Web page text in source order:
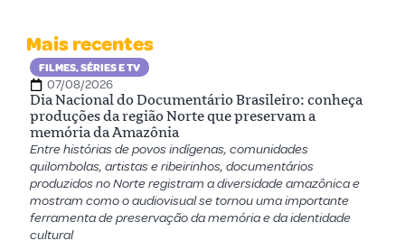
Mais recentes
FILMES, SÉRIES E TV
07/08/2026
Dia Nacional do Documentário Brasileiro: conheça
produções da região Norte que preservam a
memória da Amazônia
Entre histórias de povos indígenas, comunidades
quilombolas, artistas e ribeirinhos, documentários
produzidos no Norte registram a diversidade amazônica e
mostram como o audiovisual se tornou uma importante
ferramenta de preservação da memória e da identidade
cultural